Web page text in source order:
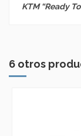
KTM “Ready
6 otros